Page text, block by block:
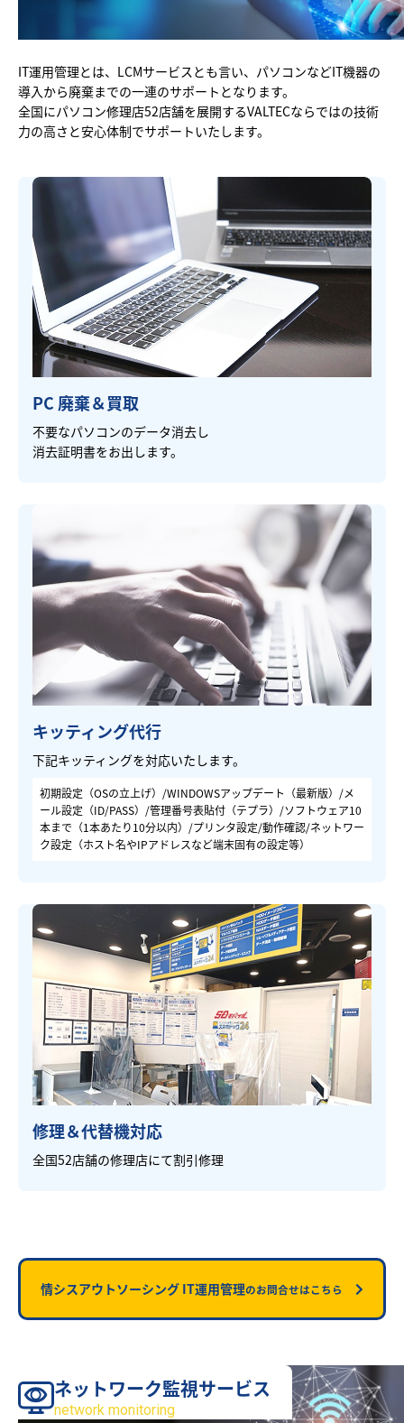
サービス
IT運用管理とは、LCMサービスとも言い、パソコンなどIT機器の
導入から廃棄までの一連のサポートとなります。
全国にパソコン修理店52店舗を展開するVALTECならではの技術
力の高さと安心体制でサポートいたします。
PC 廃棄＆買取
不要なパソコンのデータ消去し
消去証明書をお出します。
キッティング代行
下記キッティングを対応いたします。
初期設定（OSの立上げ）/WINDOWSアップデート（最新版）/メ
ール設定（ID/PASS）/管理番号表貼付（テプラ）/ソフトウェア10
本まで（1本あたり10分以内）/プリンタ設定/動作確認/ネットワー
ク設定（ホスト名やIPアドレスなど端末固有の設定等）
修理＆代替機対応
全国52店舗の修理店にて割引修理
情シスアウトソーシング IT運用管理のお問合せはこちら
ネットワーク監視サービス
network monitoring